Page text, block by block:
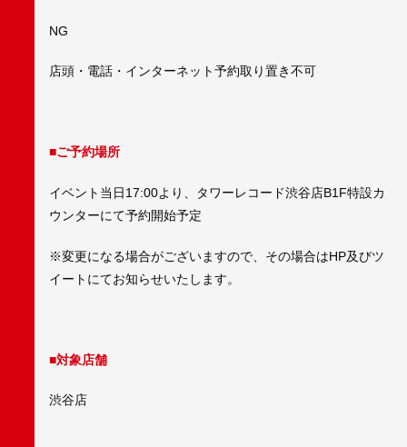
NG
店頭・電話・インターネット予約取り置き不可
■ご予約場所
イベント当日17:00より、タワーレコード渋谷店B1F特設カ
ウンターにて予約開始予定
※変更になる場合がございますので、その場合はHP及びツ
イートにてお知らせいたします。
■対象店舗
渋谷店